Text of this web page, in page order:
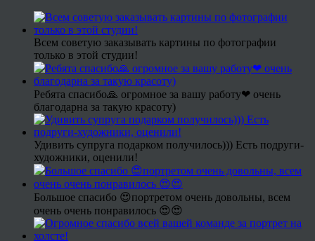
Всем советую заказывать картины по фотографии
только в этой студии!
Ребята спасибо🙏 огромное за вашу работу❤ очень
благодарна за такую красоту)
Удивить супруга подарком получилось))) Есть подруги-
художники, оценили!
Большое спасибо 😍портретом очень довольны, всем
очень очень понравилось 😍😍